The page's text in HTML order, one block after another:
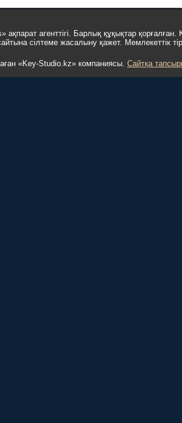
ақпарат агенттігі. Барлық құқықтар
сілтеме жасалыну қажет. Мемлекеттік
«Key-Studio.kz» компаниясы. Сайтқа